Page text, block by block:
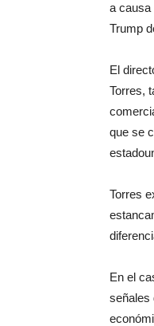
a causa
Trump
El
Torres,
que se
Torres
En el
señales